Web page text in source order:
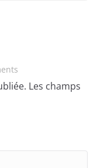
Les champs